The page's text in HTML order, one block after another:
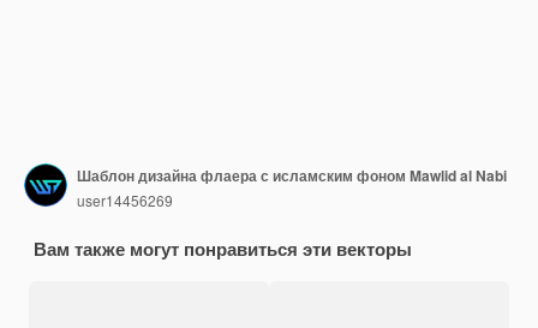
Шаблон дизайна флаера с исламским фоном Mawlid al Nabi
user14456269
Вам также могут понравиться эти векторы